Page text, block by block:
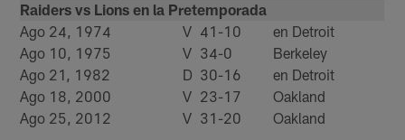
Raiders vs Lions en la Pretemporada
Ago 24, 1974
V 41-10
en Detroit
Ago 10, 1975
V 34-0
Berkeley
Ago 21, 1982
D 30-16
en Detroit
Ago 18, 2000
V 23-17
Oakland
Ago 25, 2012
V 31-20 Oakland